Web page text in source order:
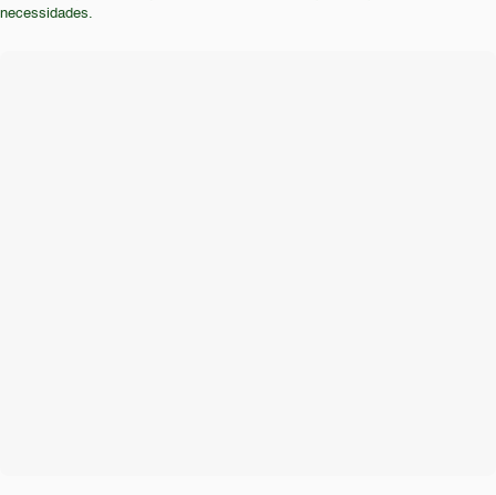
e sem interrupções não encontrarão no iPhone 7
necessidades.